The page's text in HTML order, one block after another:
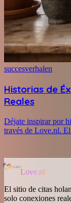
succesverhalen
Historias de
Reales
Déjate inspirar por
través de Love.nl.
Love.nl
El sitio de citas
solo conexiones